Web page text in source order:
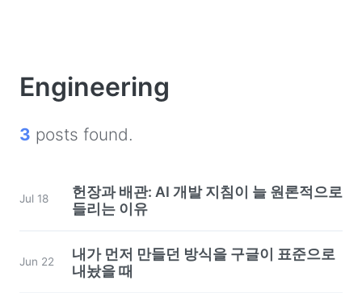
Engineering
3 posts found.
Jul 18
헌장과 배관: AI 개발 지침이 늘 원론적으로
들리는 이유
Jun 22
내가 먼저 만들던 방식을 구글이 표준으로
내놨을 때